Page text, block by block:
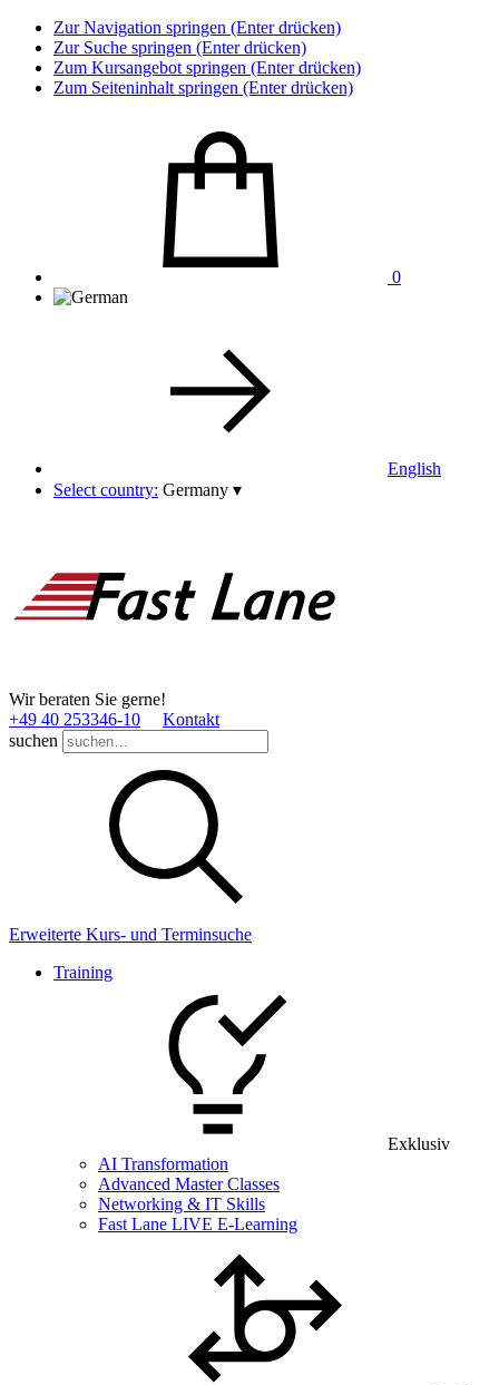
Zur Navigation springen (Enter drücken)
Zur Suche springen (Enter drücken)
Zum Kursangebot springen (Enter drücken)
Zum Seiteninhalt springen (Enter drücken)
0
English
Select country: Germany ▾
Wir beraten Sie gerne!
+49 40 253346­-10
Kontakt
suchen
Erweiterte Kurs- und Terminsuche
Training
Exklusiv
AI Transformation
Advanced Master Classes
Networking & IT Skills
Fast Lane LIVE E-Learning